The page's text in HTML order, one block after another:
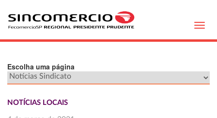
Escolha uma página
NOTÍCIAS LOCAIS